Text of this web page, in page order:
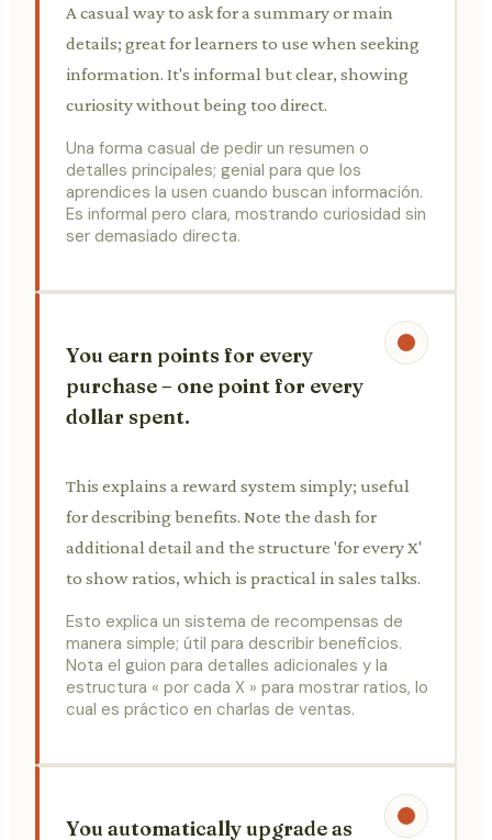
A casual way to ask for a summary or main
details; great for learners to use when seeking
information. It's informal but clear, showing
curiosity without being too direct.
Una forma casual de pedir un resumen o
detalles principales; genial para que los
aprendices la usen cuando buscan información.
Es informal pero clara, mostrando curiosidad sin
ser demasiado directa.
You earn points for every
purchase – one point for every
dollar spent.
This explains a reward system simply; useful
for describing benefits. Note the dash for
additional detail and the structure 'for every X'
to show ratios, which is practical in sales talks.
Esto explica un sistema de recompensas de
manera simple; útil para describir beneficios.
Nota el guion para detalles adicionales y la
estructura « por cada X » para mostrar ratios, lo
cual es práctico en charlas de ventas.
You automatically upgrade as